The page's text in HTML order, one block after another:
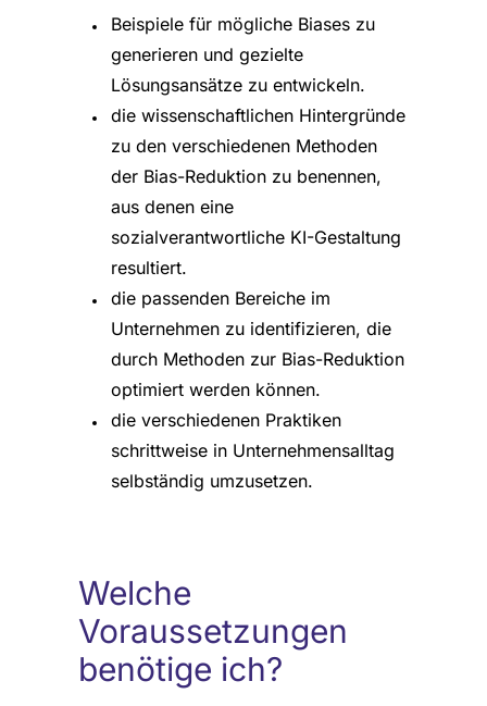
Beispiele für mögliche Biases zu
generieren und gezielte
Lösungsansätze zu entwickeln.
die wissenschaftlichen Hintergründe
zu den verschiedenen Methoden
der Bias-Reduktion zu benennen,
aus denen eine
sozialverantwortliche KI-Gestaltung
resultiert.
die passenden Bereiche im
Unternehmen zu identifizieren, die
durch Methoden zur Bias-Reduktion
optimiert werden können.
die verschiedenen Praktiken
schrittweise in Unternehmensalltag
selbständig umzusetzen.
Welche
Voraussetzungen
benötige ich?